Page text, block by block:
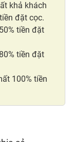
khả khách
đặt cọc.
tiền đặt
tiền đặt
100% tiền